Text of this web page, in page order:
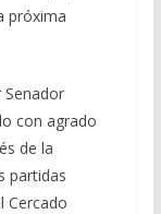
próxima
con agrado
de la
partidas
Cercado